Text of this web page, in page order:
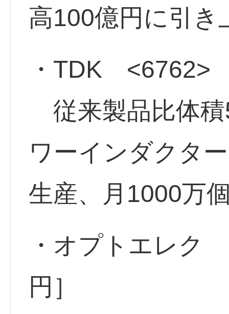
高100億円に引き
・TDK <6762>
従来製品比体積
ワーインダクタ
生産、月1000万
・オプトエレク
円］